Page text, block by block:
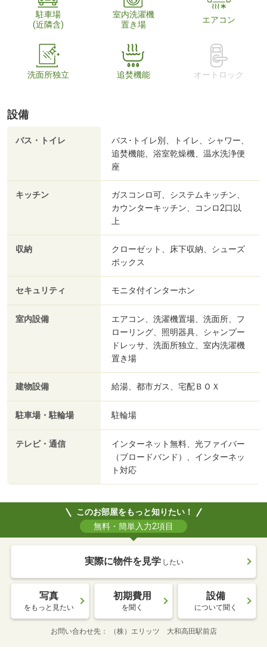
駐車場
(近隣含)
室内洗濯機
置き場
エアコン
洗面所独立 追焚機能 オートロック
設備
バス・トイレ
バス･トイレ別、トイレ、シャワー、
追焚機能、浴室乾燥機、温水洗浄便
座
キッチン
ガスコンロ可、システムキッチン、
カウンターキッチン、コンロ2口以
上
収納
クローゼット、床下収納、シューズ
ボックス
セキュリティ モニタ付インターホン
室内設備
エアコン、洗濯機置場、洗面所、フ
ローリング、照明器具、シャンプー
ドレッサ、洗面所独立、室内洗濯機
置き場
建物設備 給湯、都市ガス、宅配ＢＯＸ
駐車場・駐輪場 駐輪場
テレビ・通信
インターネット無料、光ファイバー
（ブロードバンド）、インターネッ
ト対応
このお部屋をもっと知りたい！
無料・簡単入力2項目
実際に物件を見学 したい
写真
をもっと見たい
初期費用
を聞く
設備
について聞く
お問い合わせ先 （株）エリッツ 大和高田駅前店